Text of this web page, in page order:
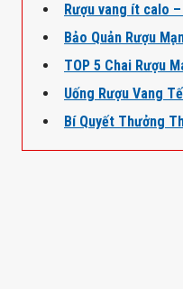
Rượu vang ít calo
Bảo Quản Rượu
TOP 5 Chai Rượu
Uống Rượu Vang
Bí Quyết Thưởng